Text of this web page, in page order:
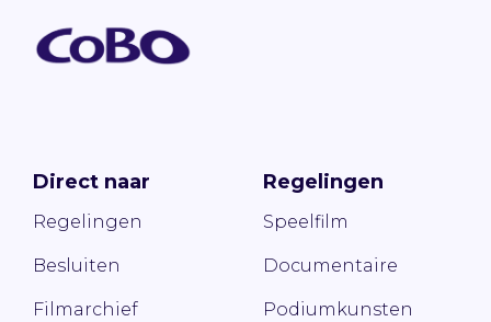
Direct naar
Regelingen
Besluiten
Filmarchief
Regelingen
Speelfilm
Documentaire
Podiumkunsten